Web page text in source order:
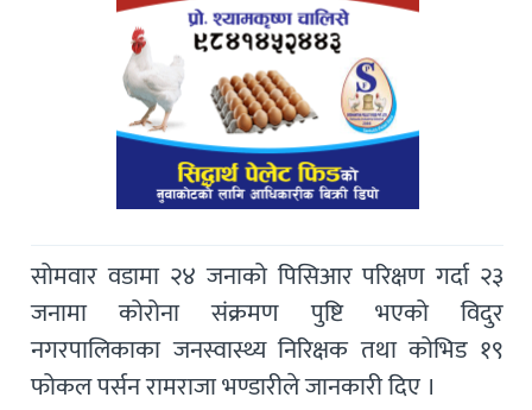
सोमवार वडामा २४ जनाको पिसिआर परिक्षण गर्दा २३
जनामा कोरोना संक्रमण पुष्टि भएको विदुर
नगरपालिकाका जनस्वास्थ्य निरिक्षक तथा कोभिड १९
फोकल पर्सन रामराजा भण्डारीले जानकारी दिए ।